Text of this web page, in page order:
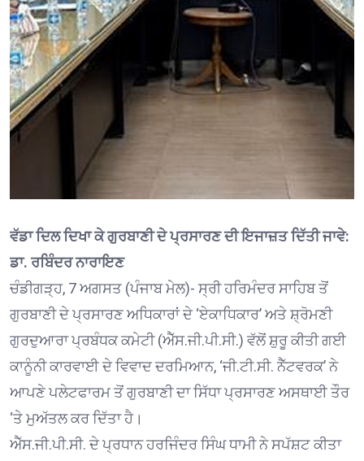
ਵੱਡਾ ਦਿਲ ਦਿਖਾ ਕੇ ਗੁਰਬਾਣੀ ਦੇ ਪ੍ਰਸਾਰਣ ਦੀ ਇਜਾਜ਼ਤ ਦਿੱਤੀ ਜਾਵੇ:
ਡਾ. ਰਬਿੰਦਰ ਨਾਰਾਇਣ
ਚੰਡੀਗੜ੍ਹ, 7 ਅਗਸਤ (ਪੰਜਾਬ ਮੇਲ)- ਸ੍ਰੀ ਹਰਿਮੰਦਰ ਸਾਹਿਬ ਤੋਂ
ਗੁਰਬਾਣੀ ਦੇ ਪ੍ਰਸਾਰਣ ਅਧਿਕਾਰਾਂ ਦੇ ‘ਏਕਾਧਿਕਾਰ’ ਅਤੇ ਸ਼੍ਰੋਮਣੀ
ਗੁਰਦੁਆਰਾ ਪ੍ਰਬੰਧਕ ਕਮੇਟੀ (ਐੱਸ.ਜੀ.ਪੀ.ਸੀ.) ਵੱਲੋਂ ਸ਼ੁਰੂ ਕੀਤੀ ਗਈ
ਕਾਨੂੰਨੀ ਕਾਰਵਾਈ ਦੇ ਵਿਵਾਦ ਦਰਮਿਆਨ, ‘ਜੀ.ਟੀ.ਸੀ. ਨੈੱਟਵਰਕ’ ਨੇ
ਆਪਣੇ ਪਲੇਟਫਾਰਮ ਤੋਂ ਗੁਰਬਾਣੀ ਦਾ ਸਿੱਧਾ ਪ੍ਰਸਾਰਣ ਅਸਥਾਈ ਤੌਰ
‘ਤੇ ਮੁਅੱਤਲ ਕਰ ਦਿੱਤਾ ਹੈ।
ਐੱਸ.ਜੀ.ਪੀ.ਸੀ. ਦੇ ਪ੍ਰਧਾਨ ਹਰਜਿੰਦਰ ਸਿੰਘ ਧਾਮੀ ਨੇ ਸਪੱਸ਼ਟ ਕੀਤਾ